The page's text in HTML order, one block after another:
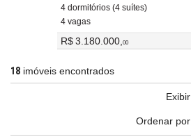
4 dormitórios (4 suítes)
4 vagas
R$ 3.180.000,00
18 imóveis encontrados
Exibir
Ordenar por